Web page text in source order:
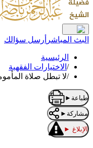
البث المباشر أرسل سؤالك
الرئيسية
/ الاختيارات الفقهية
/لا تبطل صلاة
طباعة ►
مشاركة ►
الإبلاغ ►